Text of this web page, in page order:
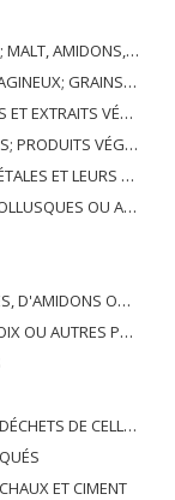
GLUTEN DE BLÉ
OU MÉDICINALES; PAILLE ET FOURRAGE
VÉGÉTAUX
NI COMPRIS AILLEURS
CIRES ANIMALES OU VÉGÉTALES
PRÉPARATIONS DE CELLES-CI
DE PATISSERIE
PARTIES DE PLANTES
ANIMAL PRÉPARÉ
ET CIMENT